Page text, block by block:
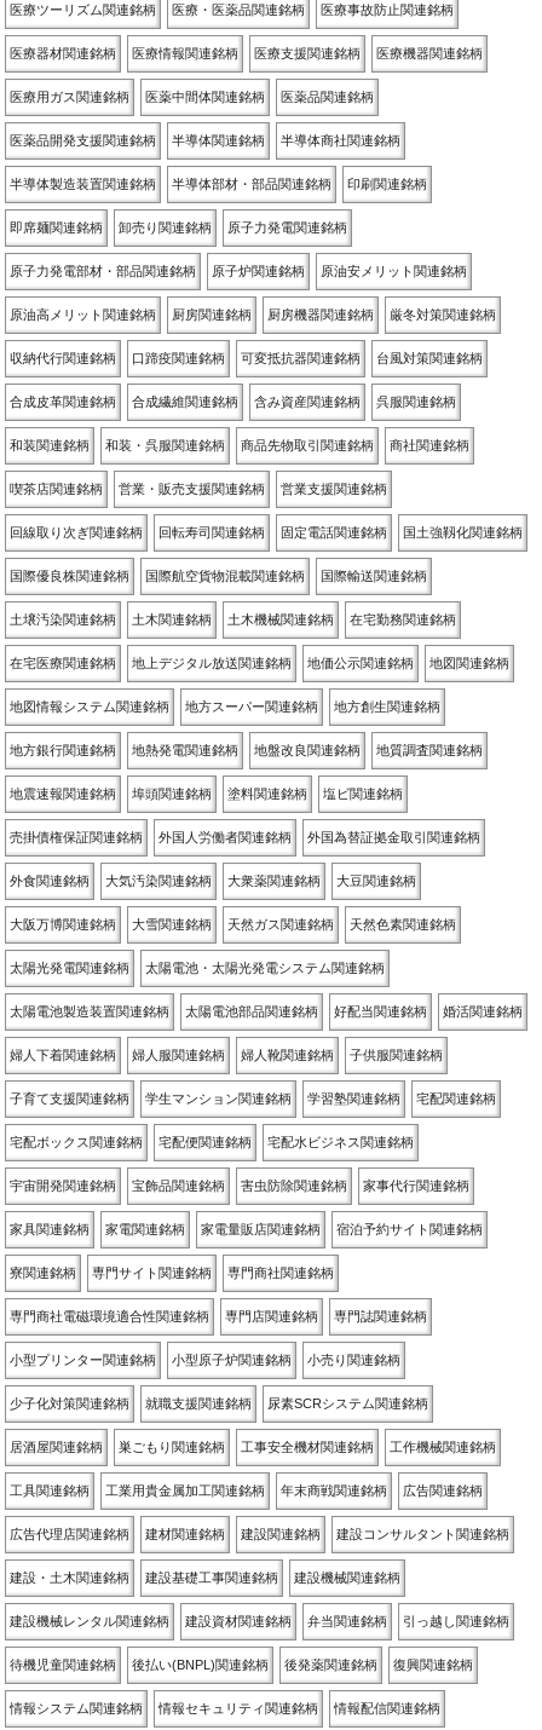
医療ツーリズム関連銘柄 医療・医薬品関連銘柄 医療事故防止関連銘柄
医療器材関連銘柄 医療情報関連銘柄 医療支援関連銘柄 医療機器関連銘柄
医療用ガス関連銘柄 医薬中間体関連銘柄 医薬品関連銘柄
医薬品開発支援関連銘柄 半導体関連銘柄 半導体商社関連銘柄
半導体製造装置関連銘柄 半導体部材・部品関連銘柄 印刷関連銘柄
即席麺関連銘柄 卸売り関連銘柄 原子力発電関連銘柄
原子力発電部材・部品関連銘柄 原子炉関連銘柄 原油安メリット関連銘柄
原油高メリット関連銘柄 厨房関連銘柄 厨房機器関連銘柄 厳冬対策関連銘柄
収納代行関連銘柄 口蹄疫関連銘柄 可変抵抗器関連銘柄 台風対策関連銘柄
合成皮革関連銘柄 合成繊維関連銘柄 含み資産関連銘柄 呉服関連銘柄
和装関連銘柄 和装・呉服関連銘柄 商品先物取引関連銘柄 商社関連銘柄
喫茶店関連銘柄 営業・販売支援関連銘柄 営業支援関連銘柄
回線取り次ぎ関連銘柄 回転寿司関連銘柄 固定電話関連銘柄 国土強靱化関連銘柄
国際優良株関連銘柄 国際航空貨物混載関連銘柄 国際輸送関連銘柄
土壌汚染関連銘柄 土木関連銘柄 土木機械関連銘柄 在宅勤務関連銘柄
在宅医療関連銘柄 地上デジタル放送関連銘柄 地価公示関連銘柄 地図関連銘柄
地図情報システム関連銘柄 地方スーパー関連銘柄 地方創生関連銘柄
地方銀行関連銘柄 地熱発電関連銘柄 地盤改良関連銘柄 地質調査関連銘柄
地震速報関連銘柄 埠頭関連銘柄 塗料関連銘柄 塩ビ関連銘柄
売掛債権保証関連銘柄 外国人労働者関連銘柄 外国為替証拠金取引関連銘柄
外食関連銘柄 大気汚染関連銘柄 大衆薬関連銘柄 大豆関連銘柄
大阪万博関連銘柄 大雪関連銘柄 天然ガス関連銘柄 天然色素関連銘柄
太陽光発電関連銘柄 太陽電池・太陽光発電システム関連銘柄
太陽電池製造装置関連銘柄 太陽電池部品関連銘柄 好配当関連銘柄 婚活関連銘柄
婦人下着関連銘柄 婦人服関連銘柄 婦人靴関連銘柄 子供服関連銘柄
子育て支援関連銘柄 学生マンション関連銘柄 学習塾関連銘柄 宅配関連銘柄
宅配ボックス関連銘柄 宅配便関連銘柄 宅配水ビジネス関連銘柄
宇宙開発関連銘柄 宝飾品関連銘柄 害虫防除関連銘柄 家事代行関連銘柄
家具関連銘柄 家電関連銘柄 家電量販店関連銘柄 宿泊予約サイト関連銘柄
寮関連銘柄 専門サイト関連銘柄 専門商社関連銘柄
専門商社電磁環境適合性関連銘柄 専門店関連銘柄 専門誌関連銘柄
小型プリンター関連銘柄 小型原子炉関連銘柄 小売り関連銘柄
少子化対策関連銘柄 就職支援関連銘柄 尿素SCRシステム関連銘柄
居酒屋関連銘柄 巣ごもり関連銘柄 工事安全機材関連銘柄 工作機械関連銘柄
工具関連銘柄 工業用貴金属加工関連銘柄 年末商戦関連銘柄 広告関連銘柄
広告代理店関連銘柄 建材関連銘柄 建設関連銘柄 建設コンサルタント関連銘柄
建設・土木関連銘柄 建設基礎工事関連銘柄 建設機械関連銘柄
建設機械レンタル関連銘柄 建設資材関連銘柄 弁当関連銘柄 引っ越し関連銘柄
待機児童関連銘柄 後払い(BNPL)関連銘柄 後発薬関連銘柄 復興関連銘柄
情報システム関連銘柄 情報セキュリティ関連銘柄 情報配信関連銘柄